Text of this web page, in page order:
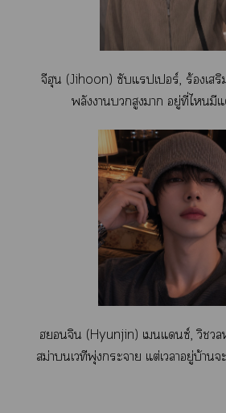
จีฮุน (Jihoon) ซับแปเร์, ร้องเส
พลังาสูงา อยู่ที่ไมีแ
ฮจิน (Hyunjin) เแซ์, วิชว
สม่าเวทีพุ่งะา แต่เาอยู่บ้าน